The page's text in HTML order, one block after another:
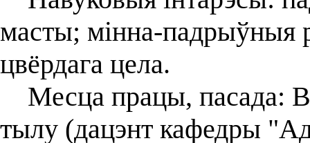
масты; мінна-падрыўныя
цвёрдага цела.
Месца працы, пасада:
тылу (дацэнт кафедры